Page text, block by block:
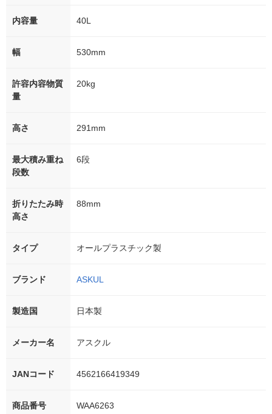
内容量 40L
幅 530mm
許容内容物質
量
20kg
高さ 291mm
最大積み重ね
段数
6段
折りたたみ時
高さ
88mm
タイプ オールプラスチック製
ブランド ASKUL
製造国 日本製
メーカー名 アスクル
JANコード 4562166419349
商品番号 WAA6263